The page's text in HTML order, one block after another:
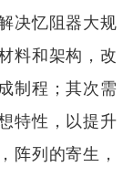
决忆阻器大规
料和架构，改
制程；其次需
特性，以提升
阵列的寄生，